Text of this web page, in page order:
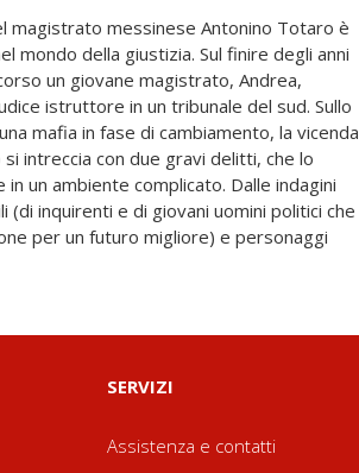
magistrato messinese Antonino Totaro è
mondo della giustizia. Sul finire degli anni
un giovane magistrato, Andrea,
istruttore in un tribunale del sud. Sullo
mafia in fase di cambiamento, la vicenda
intreccia con due gravi delitti, che lo
un ambiente complicato. Dalle indagini
(di inquirenti e di giovani uomini politici che
per un futuro migliore) e personaggi
i loro fini di arricchimento illecito e di
disprezzo per la vita e la salute degli altri).
si occupa escono tanti fili,
una matassa, che però lentamente si
condurre tutti a un unico burattinaio, il più
insospettabili. Rievocando alla fine della
stagione, Andrea non può che
ma anche con maggiore consapevolezza,
SERVIZI
Assistenza e contatti